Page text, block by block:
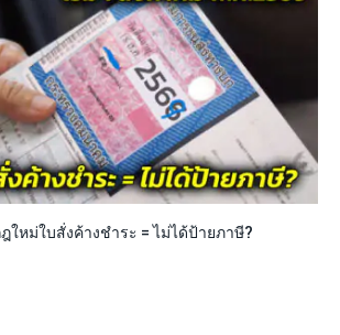
ใหม่ใบสั่งค้างชำระ = ไม่ได้ป้ายภาษี?